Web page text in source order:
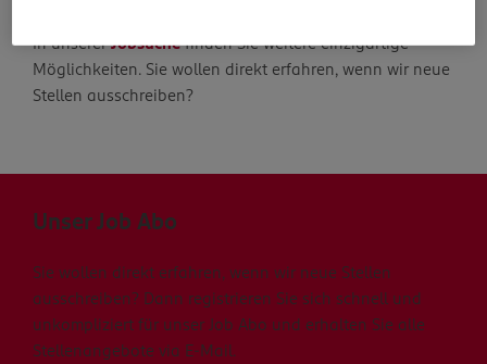
In unsererJobsuchefinden Sie weitere einzigartige
Möglichkeiten. Sie wollen direkt erfahren, wenn wir neue
Stellen ausschreiben?
Unser Job Abo
Sie wollen direkt erfahren, wenn wir neue Stellen
ausschreiben? Dann registrieren Sie sich schnell und
unkompliziert für unser Job Abo und erhalten Sie alle
Stellenangebote via E-Mail.